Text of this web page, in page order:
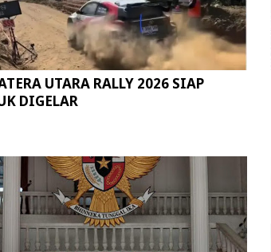
UTARA RALLY 2026 SIAP
DIGELAR